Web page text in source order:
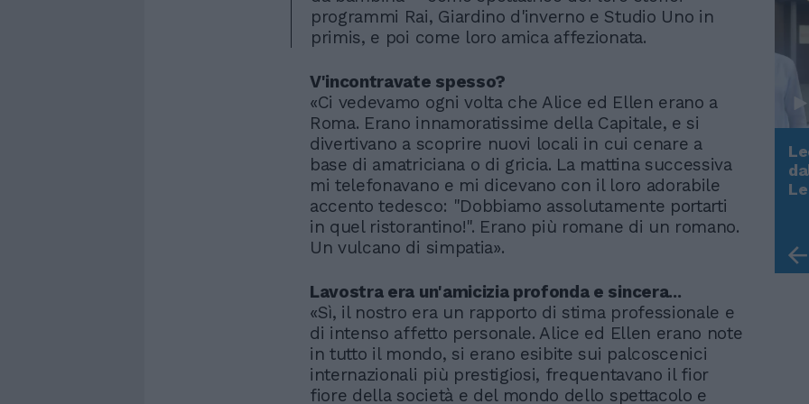
programmi Rai, Giardino d'inverno e Studio Uno in
primis, e poi come loro amica affezionata.
V'incontravate spesso?
«Ci vedevamo ogni volta che Alice ed Ellen erano a
Roma. Erano innamoratissime della Capitale, e si
divertivano a scoprire nuovi locali in cui cenare a
base di amatriciana o di gricia. La mattina successiva
mi telefonavano e mi dicevano con il loro adorabile
accento tedesco: "Dobbiamo assolutamente portarti
in quel ristorantino!". Erano più romane di un romano.
Un vulcano di simpatia».
Lavostra era un'amicizia profonda e sincera...
«Sì, il nostro era un rapporto di stima professionale e
di intenso affetto personale. Alice ed Ellen erano note
in tutto il mondo, si erano esibite sui palcoscenici
internazionali più prestigiosi, frequentavano il fior
fiore della società e del mondo dello spettacolo e
Rudy Giuliani a Come States?
Trump, Meloni e la strategia
americana